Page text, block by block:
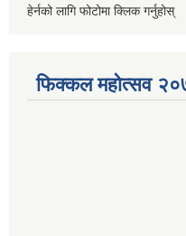
हेर्नको लागि फोटोमा क्लिक गर्नुहोस्
फिक्कल महोत्सव